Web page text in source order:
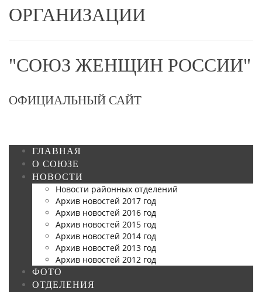
ОРГАНИЗАЦИИ
"СОЮЗ ЖЕНЩИН РОССИИ"
ОФИЦИАЛЬНЫЙ САЙТ
ГЛАВНАЯ
О СОЮЗЕ
НОВОСТИ
Новости районных отделений
Архив новостей 2017 год
Архив новостей 2016 год
Архив новостей 2015 год
Архив новостей 2014 год
Архив новостей 2013 год
Архив новостей 2012 год
ФОТО
ОТДЕЛЕНИЯ